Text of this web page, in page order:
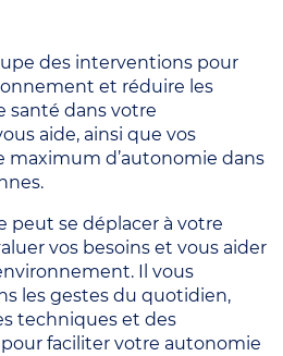
des interventions pour
et réduire les
santé dans votre
aide, ainsi que vos
maximum d’autonomie dans
peut se déplacer à votre
vos besoins et vous aider
Il vous
les gestes du quotidien,
techniques et des
faciliter votre autonomie